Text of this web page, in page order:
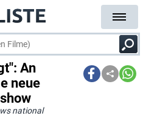
An
neue
national